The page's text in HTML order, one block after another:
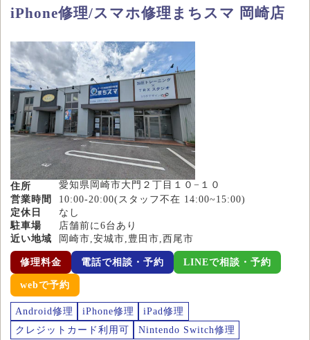
iPhone修理/スマホ修理まちスマ 岡崎店
住所
愛知県岡崎市大門２丁目１０−１０
営業時間
10:00-20:00(スタッフ不在 14:00~15:00)
定休日
なし
駐車場
店舗前に6台あり
近い地域
岡崎市,安城市,豊田市,西尾市
修理料金 電話で相談・予約 LINEで相談・予約
webで予約
Android修理 iPhone修理
iPad修理
クレジットカード利用可
Nintendo Switch修理